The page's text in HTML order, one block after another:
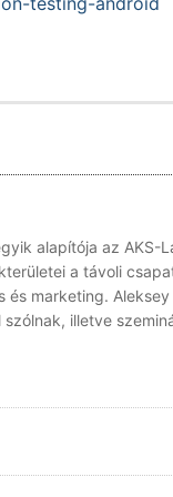
alapítója az AKS-
a távoli
és marketing.
illetve